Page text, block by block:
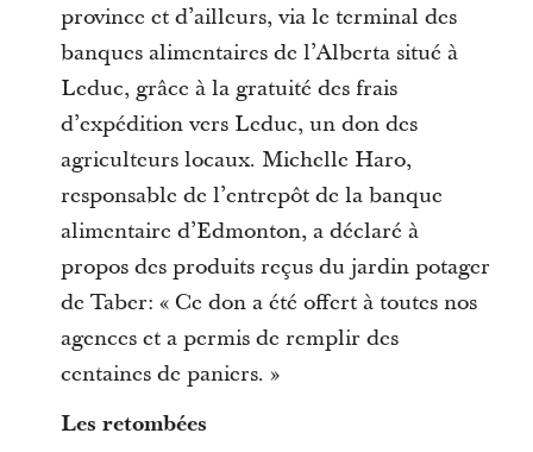
province et d’ailleurs, via le terminal des
banques alimentaires de l’Alberta situé à
Leduc, grâce à la gratuité des frais
d’expédition vers Leduc, un don des
agriculteurs locaux. Michelle Haro,
responsable de l’entrepôt de la banque
alimentaire d’Edmonton, a déclaré à
propos des produits reçus du jardin potager
de Taber: « Ce don a été offert à toutes nos
agences et a permis de remplir des
centaines de paniers. »
Les retombées